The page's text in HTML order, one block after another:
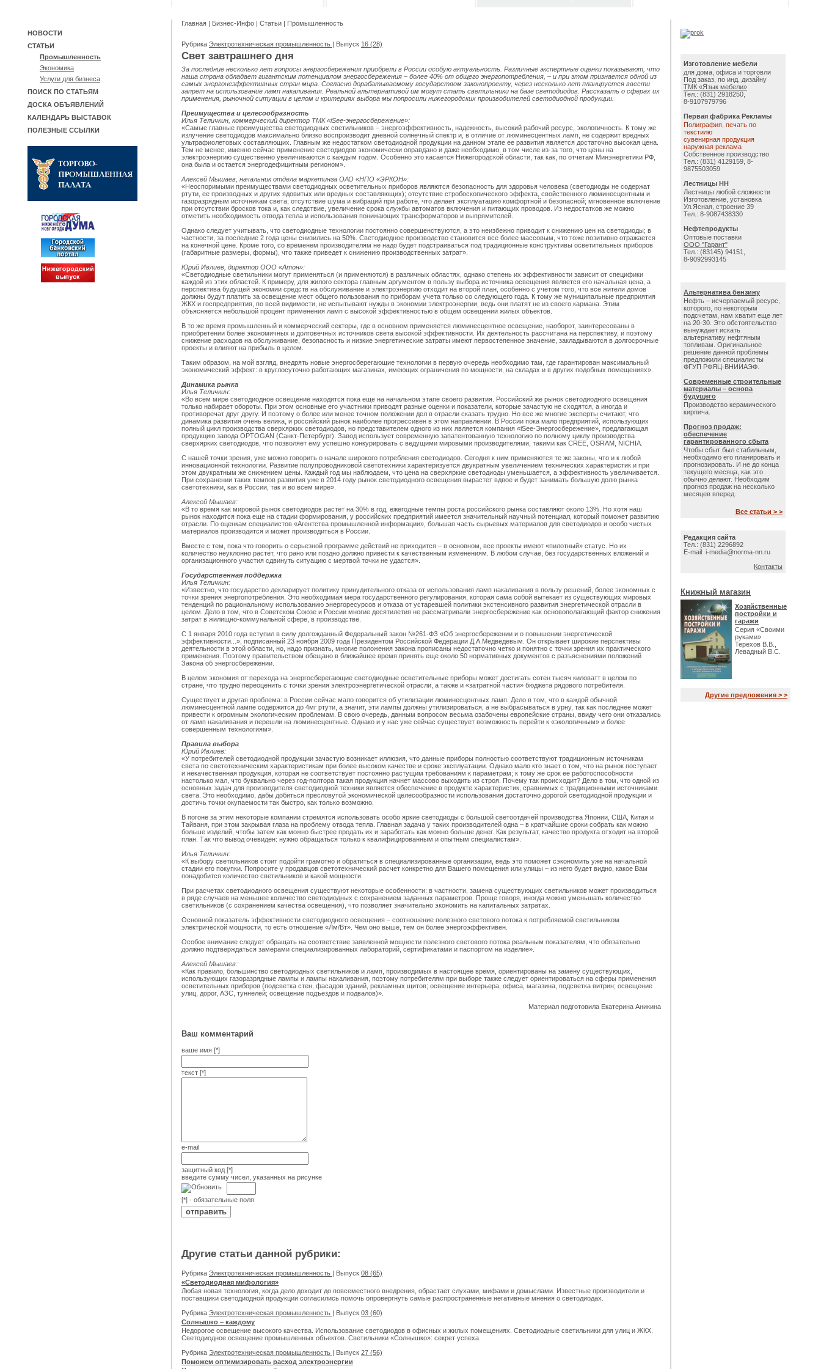
НОВОСТИ
СТАТЬИ
Промышленность
Экономика
Услуги для бизнеса
ПОИСК ПО СТАТЬЯМ
ДОСКА ОБЪЯВЛЕНИЙ
КАЛЕНДАРЬ ВЫСТАВОК
ПОЛЕЗНЫЕ ССЫЛКИ
Главная | Бизнес-Инфо | Статьи | Промышленность
Рубрика Электротехническая промышленность | Выпуск 16 (28)
Свет завтрашнего дня
За последние несколько лет вопросы энергосбережения приобрели в России особую актуальность. Различные экспертные оценки показывают, что
наша страна обладает гигантским потенциалом энергосбережения – более 40% от общего энергопотребления, – и при этом признается одной из
самых энергонеэффективных стран мира. Согласно дорабатываемому государством законопроекту, через несколько лет планируется ввести
запрет на использование ламп накаливания. Реальной альтернативой им могут стать светильники на базе светодиодов. Рассказать о сферах их
применения, рыночной ситуации в целом и критериях выбора мы попросили нижегородских производителей светодиодной продукции.
Преимущества и целесообразность
Илья Теличкин, коммерческий директор ТМК «iSee-энергосбережение»:
«Самые главные преимущества светодиодных светильников – энергоэффективность, надежность, высокий рабочий ресурс, экологичность. К тому же
излучение светодиодов максимально близко воспроизводит дневной солнечный спектр и, в отличие от люминесцентных ламп, не содержит вредных
ультрафиолетовых составляющих. Главным же недостатком светодиодной продукции на данном этапе ее развития является достаточно высокая цена.
Тем не менее, именно сейчас применение светодиодов экономически оправдано и даже необходимо, в том числе из-за того, что цены на
электроэнергию существенно увеличиваются с каждым годом. Особенно это касается Нижегородской области, так как, по отчетам Минэнергетики РФ,
она была и остается энергодефицитным регионом».
Алексей Мышаев, начальник отдела маркетинга ОАО «НПО «ЭРКОН»:
«Неоспоримыми преимуществами светодиодных осветительных приборов являются безопасность для здоровья человека (светодиоды не содержат
ртути, ее производных и других ядовитых или вредных составляющих); отсутствие стробоскопического эффекта, свойственного люминесцентным и
газоразрядным источникам света; отсутствие шума и вибраций при работе, что делает эксплуатацию комфортной и безопасной; мгновенное включение
при отсутствии бросков тока и, как следствие, увеличение срока службы автоматов включения и питающих проводов. Из недостатков же можно
отметить необходимость отвода тепла и использования понижающих трансформаторов и выпрямителей.
Однако следует учитывать, что светодиодные технологии постоянно совершенствуются, а это неизбежно приводит к снижению цен на светодиоды; в
частности, за последние 2 года цены снизились на 50%. Светодиодное производство становится все более массовым, что тоже позитивно отражается
на конечной цене. Кроме того, со временем производителям не надо будет подстраиваться под традиционные конструктивы осветительных приборов
(габаритные размеры, формы), что также приведет к снижению производственных затрат».
Юрий Ивлиев, директор ООО «Атон»:
«Светодиодные светильники могут применяться (и применяются) в различных областях, однако степень их эффективности зависит от специфики
каждой из этих областей. К примеру, для жилого сектора главным аргументом в пользу выбора источника освещения является его начальная цена, а
перспектива будущей экономии средств на обслуживание и электроэнергию отходит на второй план, особенно с учетом того, что все жители домов
должны будут платить за освещение мест общего пользования по приборам учета только со следующего года. К тому же муниципальные предприятия
ЖКХ и госпредприятия, по всей видимости, не испытывают нужды в экономии электроэнергии, ведь они платят не из своего кармана. Этим
объясняется небольшой процент применения ламп с высокой эффективностью в общем освещении жилых объектов.
В то же время промышленный и коммерческий секторы, где в основном применяется люминесцентное освещение, наоборот, заинтересованы в
приобретении более экономичных и долговечных источников света высокой эффективности. Их деятельность рассчитана на перспективу, и поэтому
снижение расходов на обслуживание, безопасность и низкие энергетические затраты имеют первостепенное значение, закладываются в долгосрочные
проекты и влияют на прибыль в целом.
Таким образом, на мой взгляд, внедрять новые энергосберегающие технологии в первую очередь необходимо там, где гарантирован максимальный
экономический эффект: в круглосуточно работающих магазинах, имеющих ограничения по мощности, на складах и в других подобных помещениях».
Динамика рынка
Илья Теличкин:
«Во всем мире светодиодное освещение находится пока еще на начальном этапе своего развития. Российский же рынок светодиодного освещения
только набирает обороты. При этом основные его участники приводят разные оценки и показатели, которые зачастую не сходятся, а иногда и
противоречат друг другу. И поэтому о более или менее точном положении дел в отрасли сказать трудно. Но все же многие эксперты считают, что
динамика развития очень велика, и российский рынок наиболее прогрессивен в этом направлении. В России пока мало предприятий, использующих
полный цикл производства сверхярких светодиодов, но представителем одного из них является компания «iSee-Энергосбережение», предлагающая
продукцию завода OPTOGAN (Санкт-Петербург). Завод использует современную запатентованную технологию по полному циклу производства
сверхярких светодиодов, что позволяет ему успешно конкурировать с ведущими мировыми производителями, такими как CREE, OSRAM, NICHIA.
С нашей точки зрения, уже можно говорить о начале широкого потребления светодиодов. Сегодня к ним применяются те же законы, что и к любой
инновационной технологии. Развитие полупроводниковой светотехники характеризуется двукратным увеличением технических характеристик и при
этом двукратным же снижением цены. Каждый год мы наблюдаем, что цена на сверхяркие светодиоды уменьшается, а эффективность увеличивается.
При сохранении таких темпов развития уже в 2014 году рынок светодиодного освещения вырастет вдвое и будет занимать большую долю рынка
светотехники, как в России, так и во всем мире».
Алексей Мышаев:
«В то время как мировой рынок светодиодов растет на 30% в год, ежегодные темпы роста российского рынка составляют около 13%. Но хотя наш
рынок находится пока еще на стадии формирования, у российских предприятий имеется значительный научный потенциал, который поможет развитию
отрасли. По оценкам специалистов «Агентства промышленной информации», большая часть сырьевых материалов для светодиодов и особо чистых
материалов производится и может производиться в России.
Вместе с тем, пока что говорить о серьезной программе действий не приходится – в основном, все проекты имеют «пилотный» статус. Но их
количество неуклонно растет, что рано или поздно должно привести к качественным изменениям. В любом случае, без государственных вложений и
организационного участия сдвинуть ситуацию с мертвой точки не удастся».
Государственная поддержка
Илья Теличкин:
«Известно, что государство декларирует политику принудительного отказа от использования ламп накаливания в пользу решений, более экономных с
точки зрения энергопотребления. Это необходимая мера государственного регулирования, которая сама собой вытекает из существующих мировых
тенденций по рациональному использованию энергоресурсов и отказа от устаревшей политики экстенсивного развития энергетической отрасли в
целом. Дело в том, что в Советском Союзе и России многие десятилетия не рассматривали энергосбережение как основополагающий фактор снижения
затрат в жилищно-коммунальной сфере, в производстве.
С 1 января 2010 года вступил в силу долгожданный Федеральный закон №261-ФЗ «Об энергосбережении и о повышении энергетической
эффективности...», подписанный 23 ноября 2009 года Президентом Российской Федерации Д.А.Медведевым. Он открывает широкие перспективы
деятельности в этой области, но, надо признать, многие положения закона прописаны недостаточно четко и понятно с точки зрения их практического
применения. Поэтому правительством обещано в ближайшее время принять еще около 50 нормативных документов с разъяснениями положений
Закона об энергосбережении.
В целом экономия от перехода на энергосберегающие светодиодные осветительные приборы может достигать сотен тысяч киловатт в целом по
стране, что трудно переоценить с точки зрения электроэнергетической отрасли, а также и «затратной части» бюджета рядового потребителя.
Существует и другая проблема: в России сейчас мало говорится об утилизации люминесцентных ламп. Дело в том, что в каждой обычной
люминесцентной лампе содержится до 4мг ртути, а значит, эти лампы должны утилизироваться, а не выбрасываться в урну, так как последнее может
привести к огромным экологическим проблемам. В свою очередь, данным вопросом весьма озабочены европейские страны, ввиду чего они отказались
от ламп накаливания и перешли на люминесцентные. Однако и у нас уже сейчас существует возможность перейти к «экологичным» и более
совершенным технологиям».
Правила выбора
Юрий Ивлиев:
«У потребителей светодиодной продукции зачастую возникает иллюзия, что данные приборы полностью соответствуют традиционным источникам
света по светотехническим характеристикам при более высоком качестве и сроке эксплуатации. Однако мало кто знает о том, что на рынок поступает
и некачественная продукция, которая не соответствует постоянно растущим требованиям к параметрам; к тому же срок ее работоспособности
настолько мал, что буквально через год-полтора такая продукция начнет массово выходить из строя. Почему так происходит? Дело в том, что одной из
основных задач для производителя светодиодной техники является обеспечение в продукте характеристик, сравнимых с традиционными источниками
света. Это необходимо, дабы добиться пресловутой экономической целесообразности использования достаточно дорогой светодиодной продукции и
достичь точки окупаемости так быстро, как только возможно.
В погоне за этим некоторые компании стремятся использовать особо яркие светодиоды с большой светоотдачей производства Японии, США, Китая и
Тайваня, при этом закрывая глаза на проблему отвода тепла. Главная задача у таких производителей одна – в кратчайшие сроки собрать как можно
больше изделий, чтобы затем как можно быстрее продать их и заработать как можно больше денег. Как результат, качество продукта отходит на второй
план. Так что вывод очевиден: нужно обращаться только к квалифицированным и опытным специалистам».
Илья Теличкин:
«К выбору светильников стоит подойти грамотно и обратиться в специализированные организации, ведь это поможет сэкономить уже на начальной
стадии его покупки. Попросите у продавцов светотехнический расчет конкретно для Вашего помещения или улицы – из него будет видно, какое Вам
понадобится количество светильников и какой мощности.
При расчетах светодиодного освещения существуют некоторые особенности: в частности, замена существующих светильников может производиться
в ряде случаев на меньшее количество светодиодных с сохранением заданных параметров. Проще говоря, иногда можно уменьшать количество
светильников (с сохранением качества освещения), что позволяет значительно экономить на капитальных затратах.
Основной показатель эффективности светодиодного освещения – соотношение полезного светового потока к потребляемой светильником
электрической мощности, то есть отношение «Лм/Вт». Чем оно выше, тем он более энергоэффективен.
Особое внимание следует обращать на соответствие заявленной мощности полезного светового потока реальным показателям, что обязательно
должно подтверждаться замерами специализированных лабораторий, сертификатами и паспортом на изделие».
Алексей Мышаев:
«Как правило, большинство светодиодных светильников и ламп, производимых в настоящее время, ориентированы на замену существующих,
использующих газоразрядные лампы и лампы накаливания, поэтому потребителям при выборе также следует ориентироваться на сферы применения
осветительных приборов (подсветка стен, фасадов зданий, рекламных щитов; освещение интерьера, офиса, магазина, подсветка витрин; освещение
улиц, дорог, АЗС, туннелей; освещение подъездов и подвалов)».
Материал подготовила Екатерина Аникина
Ваш комментарий
ваше имя [*]
текст [*]
e-mail
защитный код [*]
введите сумму чисел, указанных на рисунке
[*] - обязательные поля
Другие статьи данной рубрики:
Рубрика Электротехническая промышленность | Выпуск 08 (65)
«Светодиодная мифология»
Любая новая технология, когда дело доходит до повсеместного внедрения, обрастает слухами, мифами и домыслами. Известные производители и
поставщики светодиодной продукции согласились помочь опровергнуть самые распространенные негативные мнения о светодиодах.
Рубрика Электротехническая промышленность | Выпуск 03 (60)
Солнышко – каждому
Недорогое освещение высокого качества. Использование светодиодов в офисных и жилых помещениях. Светодиодные светильники для улиц и ЖКХ.
Светодиодное освещение промышленных объектов. Светильники «Солнышко»: секрет успеха.
Рубрика Электротехническая промышленность | Выпуск 27 (56)
Поможем оптимизировать расход электроэнергии
Изготовление мебели
для дома, офиса и торговли
Под заказ, по инд. дизайну
ТМК «Язык мебели»
Тел.: (831) 2918250,
8-9107979796
Первая фабрика Рекламы
Полиграфия, печать по
текстилю
сувенирная продукция
наружная реклама
Собственное производство
Тел.: (831) 4129159, 8-
9875503059
Лестницы НН
Лестницы любой сложности
Изготовление, установка
Ул.Ясная, строение 39
Тел.: 8-9087438330
Нефтепродукты
Оптовые поставки
ООО "Гарант"
Тел.: (83145) 94151,
8-9092993145
Альтернатива бензину
Нефть – исчерпаемый ресурс,
которого, по некоторым
подсчетам, нам хватит еще лет
на 20-30. Это обстоятельство
вынуждает искать
альтернативу нефтяным
топливам. Оригинальное
решение данной проблемы
предложили специалисты
ФГУП РФЯЦ-ВНИИАЭФ.
Современные строительные
материалы – основа
будущего
Производство керамического
кирпича.
Прогноз продаж:
обеспечение
гарантированного сбыта
Чтобы сбыт был стабильным,
необходимо его планировать и
прогнозировать. И не до конца
текущего месяца, как это
обычно делают. Необходим
прогноз продаж на несколько
месяцев вперед.
Все статьи > >
Редакция сайта
Тел.: (831) 2296892
E-mail: i-media@norma-nn.ru
Контакты
Книжный магазин
Хозяйственные
постройки и
гаражи
Серия «Своими
руками»
Терехов В.В.,
Левадный В.С.
Другие предложения > >